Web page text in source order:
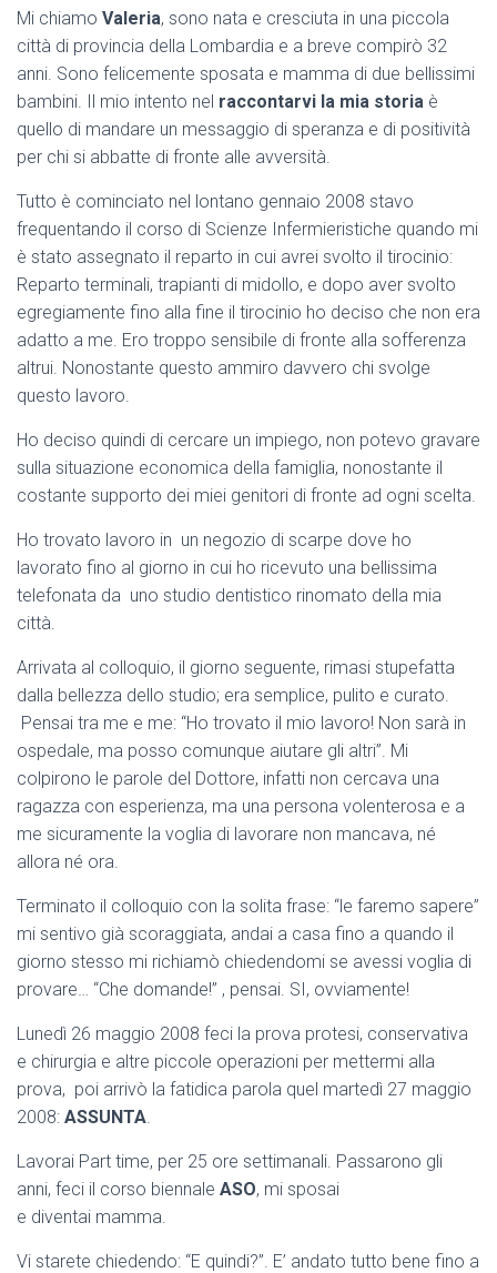
Mi chiamo Valeria, sono nata e cresciuta in una piccola
città di provincia della Lombardia e a breve compirò 32
anni. Sono felicemente sposata e mamma di due bellissimi
bambini. Il mio intento nel raccontarvi la mia storia è
quello di mandare un messaggio di speranza e di positività
per chi si abbatte di fronte alle avversità.
Tutto è cominciato nel lontano gennaio 2008 stavo
frequentando il corso di Scienze Infermieristiche quando mi
è stato assegnato il reparto in cui avrei svolto il tirocinio:
Reparto terminali, trapianti di midollo, e dopo aver svolto
egregiamente fino alla fine il tirocinio ho deciso che non era
adatto a me. Ero troppo sensibile di fronte alla sofferenza
altrui. Nonostante questo ammiro davvero chi svolge
questo lavoro.
Ho deciso quindi di cercare un impiego, non potevo gravare
sulla situazione economica della famiglia, nonostante il
costante supporto dei miei genitori di fronte ad ogni scelta.
Ho trovato lavoro in un negozio di scarpe dove ho
lavorato fino al giorno in cui ho ricevuto una bellissima
telefonata da uno studio dentistico rinomato della mia
città.
Arrivata al colloquio, il giorno seguente, rimasi stupefatta
dalla bellezza dello studio; era semplice, pulito e curato.
Pensai tra me e me: “Ho trovato il mio lavoro! Non sarà in
ospedale, ma posso comunque aiutare gli altri”. Mi
colpirono le parole del Dottore, infatti non cercava una
ragazza con esperienza, ma una persona volenterosa e a
me sicuramente la voglia di lavorare non mancava, né
allora né ora.
Terminato il colloquio con la solita frase: “le faremo sapere”
mi sentivo già scoraggiata, andai a casa fino a quando il
giorno stesso mi richiamò chiedendomi se avessi voglia di
provare… “Che domande!” , pensai. SI, ovviamente!
Lunedì 26 maggio 2008 feci la prova protesi, conservativa
e chirurgia e altre piccole operazioni per mettermi alla
prova, poi arrivò la fatidica parola quel martedì 27 maggio
2008: ASSUNTA.
Lavorai Part time, per 25 ore settimanali. Passarono gli
anni, feci il corso biennale ASO, mi sposai
e diventai mamma.
Vi starete chiedendo: “E quindi?”. E’ andato tutto bene fino a